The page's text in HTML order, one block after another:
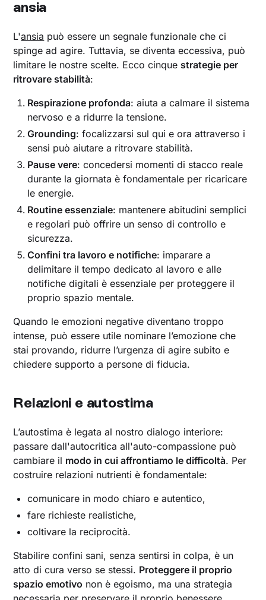
ansia
L'ansia può essere un segnale funzionale che ci
spinge ad agire. Tuttavia, se diventa eccessiva, può
limitare le nostre scelte. Ecco cinque strategie per
ritrovare stabilità:
Respirazione profonda: aiuta a calmare il sistema
nervoso e a ridurre la tensione.
Grounding: focalizzarsi sul qui e ora attraverso i
sensi può aiutare a ritrovare stabilità.
Pause vere: concedersi momenti di stacco reale
durante la giornata è fondamentale per ricaricare
le energie.
Routine essenziale: mantenere abitudini semplici
e regolari può offrire un senso di controllo e
sicurezza.
Confini tra lavoro e notifiche: imparare a
delimitare il tempo dedicato al lavoro e alle
notifiche digitali è essenziale per proteggere il
proprio spazio mentale.
Quando le emozioni negative diventano troppo
intense, può essere utile nominare l’emozione che
stai provando, ridurre l’urgenza di agire subito e
chiedere supporto a persone di fiducia.
Relazioni e autostima
L’autostima è legata al nostro dialogo interiore:
passare dall'autocritica all'auto-compassione può
cambiare il modo in cui affrontiamo le difficoltà. Per
costruire relazioni nutrienti è fondamentale:
comunicare in modo chiaro e autentico,
fare richieste realistiche,
coltivare la reciprocità.
Stabilire confini sani, senza sentirsi in colpa, è un
atto di cura verso se stessi. Proteggere il proprio
spazio emotivo non è egoismo, ma una strategia